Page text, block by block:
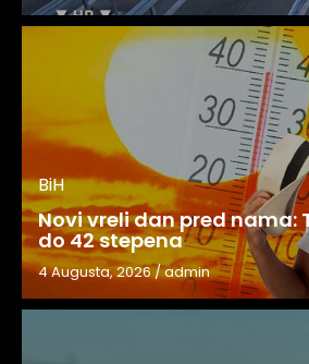
BiH
Novi vreli dan pred nama:
do 42 stepena
4 Augusta, 2026/admin